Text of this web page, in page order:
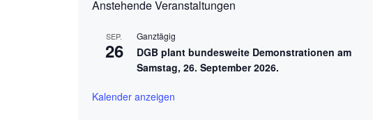
Anstehende Veranstaltungen
SEP.
26
Ganztägig
DGB plant bundesweite Demonstrationen am
Samstag, 26. September 2026.
Kalender anzeigen